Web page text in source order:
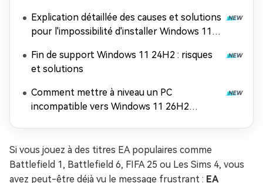
Explication détaillée des causes et solutions
pour l'impossibilité d'installer Windows 11
Fin de support Windows 11 24H2 : risques
et solutions
Comment mettre à niveau un PC
incompatible vers Windows 11 26H2
Si vous jouez à des titres EA populaires comme
Battlefield 1, Battlefield 6, FIFA 25 ou Les Sims 4, vous
avez peut-être déjà vu le message frustrant : EA